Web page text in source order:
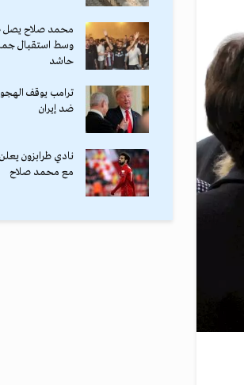
محمد صلاح يصل
وسط استقبال
حاشد
ترامب يوقف
ضد إيران
نادي طرابزون
مع محمد صلاح